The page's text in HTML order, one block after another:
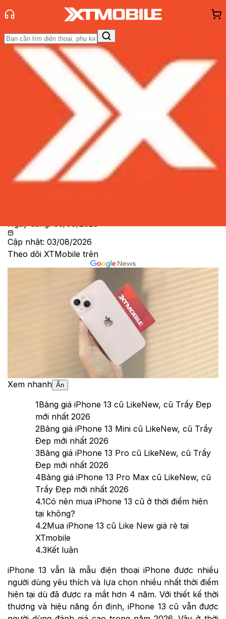
Trang chủ
Tin tức
Tư vấn
Đánh Giá - Trên TaySo Sánh Tư vấnKhuyến
Hỏi đáp App - Game Thông báo
hàng - Sự kiện
iPhone 13 giá bao nhiêu? Cập nhật
bảng giá iPhone 13 cũ mới nhất
2026
Ngày đăng:03/08/2026
Cập nhật: 03/08/2026
Theo dõi XTMobile trên
Xem nhanh Ẩn
1Bảng giá iPhone 13 cũ LikeNew, cũ Trầy Đẹp
mới nhất 2026
2Bảng giá iPhone 13 Mini cũ LikeNew, cũ Trầy
Đẹp mới nhất 2026
3Bảng giá iPhone 13 Pro cũ LikeNew, cũ Trầy
Đẹp mới nhất 2026
4Bảng giá iPhone 13 Pro Max cũ LikeNew, cũ
Trầy Đẹp mới nhất 2026
4.1Có nên mua iPhone 13 cũ ở thời điểm hiện
tại không?
4.2Mua iPhone 13 cũ Like New giá rẻ tại
XTmobile
4.3Kết luận
iPhone 13 vẫn là mẫu điện thoại iPhone được nhiều
người dùng yêu thích và lựa chọn nhiều nhất thời điểm
hiện tại dù đã được ra mắt hơn 4 năm. Với thiết kế thời
thượng và hiệu năng ổn định, iPhone 13 cũ vẫn được